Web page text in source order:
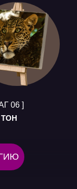
ТОН
06 ]